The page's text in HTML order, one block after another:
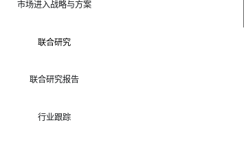
市场进入战略与方案
联合研究
联合研究报告
行业跟踪